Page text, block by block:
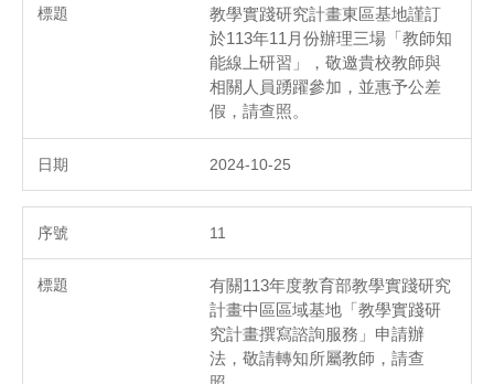
教學實踐研究計畫東區基地謹訂
於113年11月份辦理三場「教師知
能線上研習」，敬邀貴校教師與
相關人員踴躍參加，並惠予公差
假，請查照。
2024-10-25
11
有關113年度教育部教學實踐研究
計畫中區區域基地「教學實踐研
究計畫撰寫諮詢服務」申請辦
法，敬請轉知所屬教師，請查